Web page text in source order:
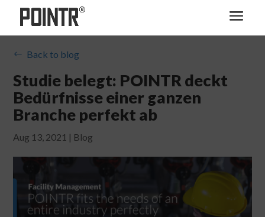
# Back to blog
Studie belegt: POINTR deckt
Bedürfnisse einer ganzen
Branche perfekt ab
Aug 13, 2021 | Blog